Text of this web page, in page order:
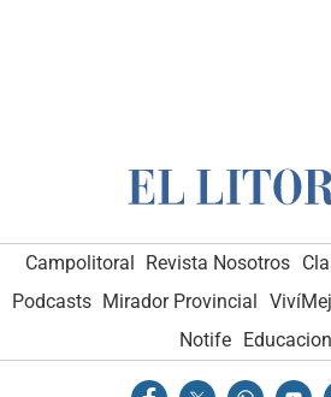
Campolitoral Revista Nosotros
Podcasts Mirador Provincial
Notife